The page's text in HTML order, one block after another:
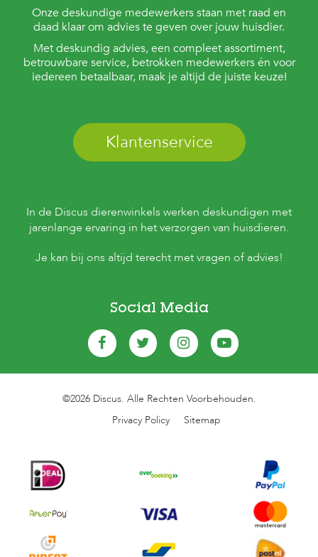
Onze deskundige medewerkers staan met raad en
daad klaar om advies te geven over jouw huisdier.
Met deskundig advies, een compleet assortiment,
betrouwbare service, betrokken medewerkers én voor
iedereen betaalbaar, maak je altijd de juiste keuze!
Klantenservice
In de Discus dierenwinkels werken deskundigen met
jarenlange ervaring in het verzorgen van huisdieren.
Je kan bij ons altijd terecht met vragen of advies!
Social Media
©2026 Discus. Alle Rechten Voorbehouden.
Privacy Policy
Sitemap